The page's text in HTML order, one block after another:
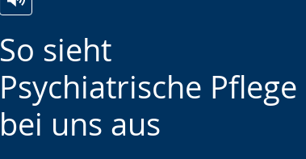
So sieht
Psychiatrische Pflege
bei uns aus
Leichten
Sprache
wechseln.
Audio-
Unterstützung.
Video
in
Deutscher
Gebärdensprache
wird